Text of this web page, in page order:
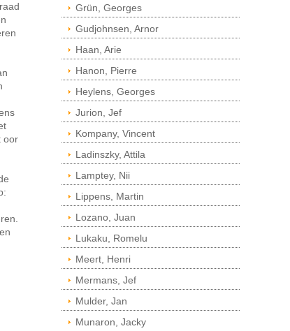
oor
Grün, Georges
Gudjohnsen, Arnor
Haan, Arie
Hanon, Pierre
Heylens, Georges
Jurion, Jef
Kompany, Vincent
Ladinszky, Attila
Lamptey, Nii
Lippens, Martin
Lozano, Juan
Lukaku, Romelu
Meert, Henri
Mermans, Jef
Mulder, Jan
Munaron, Jacky